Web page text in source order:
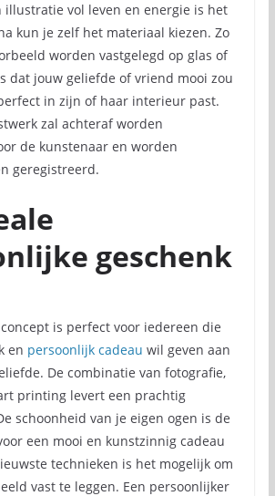
illustratie vol leven en energie is het
kun je zelf het materiaal kiezen. Zo
worden vastgelegd op glas of
dat jouw geliefde of vriend mooi zou
in zijn of haar interieur past.
zal achteraf worden
de kunstenaar en worden
geregistreerd.
geschenk
is perfect voor iedereen die
en persoonlijk cadeau wil geven aan
De combinatie van fotografie,
printing levert een prachtig
schoonheid van je eigen ogen is de
een mooi en kunstzinnig cadeau
technieken is het mogelijk om
vast te leggen. Een persoonlijker